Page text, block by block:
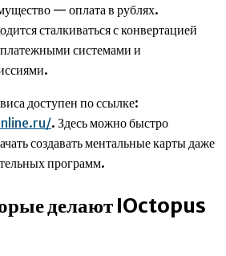
— оплата в рублях.
сталкиваться с конвертацией
системами и
доступен по ссылке:
. Здесь можно быстро
создавать ментальные карты даже
программ.
делают IOctopus